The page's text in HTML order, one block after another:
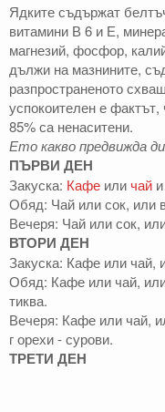
Ядките съдържат
витамини В 6 и Е,
магнезий, фосфор,
дължи на мазнините,
разпространеното
успокоителен е
85% са ненаситени.
Ето какво предвижда
ПЪРВИ ДЕН
Закуска: Кафе или чай
Обяд: Чай или сок, или
Вечеря: Чай или сок,
ВТОРИ ДЕН
Закуска: Кафе или чай,
Обяд: Кафе или чай,
тиква.
Вечеря: Кафе или чай,
г орехи - сурови.
ТРЕТИ ДЕН